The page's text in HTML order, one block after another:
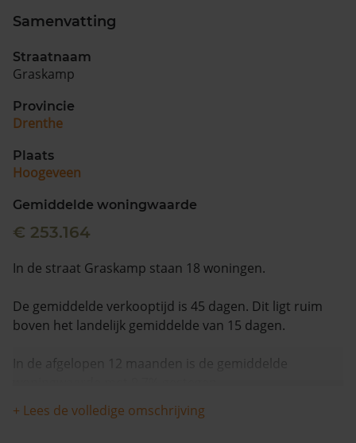
Samenvatting
Straatnaam
Graskamp
Provincie
Drenthe
Plaats
Hoogeveen
Gemiddelde woningwaarde
€ 253.164
In de straat Graskamp staan 18 woningen.
De gemiddelde verkooptijd is 45 dagen. Dit ligt ruim
boven het landelijk gemiddelde van 15 dagen.
In de afgelopen 12 maanden is de gemiddelde
+ Lees de volledige omschrijving